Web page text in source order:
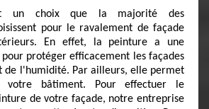
un choix que la majorité des
pour le ravalement de façade
En effet, la peinture a une
protéger efficacement les façades
de l'humidité. Par ailleurs, elle permet
votre bâtiment. Pour effectuer le
de votre façade, notre entreprise